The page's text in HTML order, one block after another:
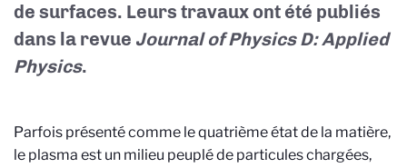
de surfaces. Leurs travaux ont été publiés
dans la revue Journal of Physics D: Applied
Physics.
Parfois présenté comme le quatrième état de la matière,
le plasma est un milieu peuplé de particules chargées,